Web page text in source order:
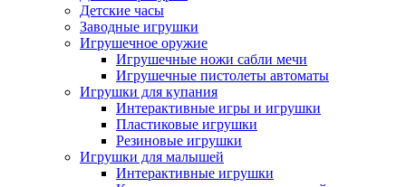
Детские часы
Заводные игрушки
Игрушечное оружие
Игрушечные ножи сабли мечи
Игрушечные пистолеты автоматы
Игрушки для купания
Интерактивные игры и игрушки
Пластиковые игрушки
Резиновые игрушки
Игрушки для малышей
Интерактивные игрушки